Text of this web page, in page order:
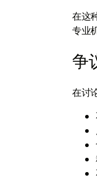
在这
专业
争
在讨